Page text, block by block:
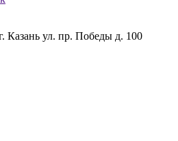
Казань ул. пр. Победы д. 100